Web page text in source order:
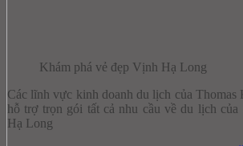
Khám phá vẻ đẹp Vịnh Hạ Long
Các lĩnh vực kinh doanh du lịch của Thomas
hỗ trợ trọn gói tất cả nhu cầu về du lịch
Hạ Long